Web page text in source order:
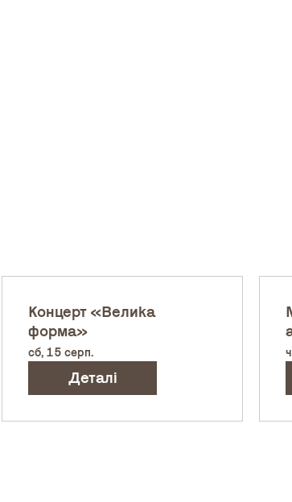
Концерт «Велика
форма»
сб, 15 серп.
Деталі